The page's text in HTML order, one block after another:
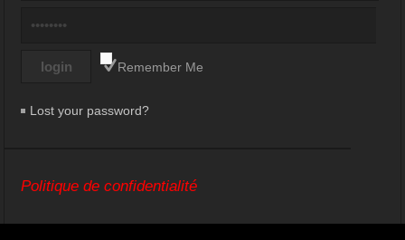
Remember Me
Lost your password?
Politique de confidentialité